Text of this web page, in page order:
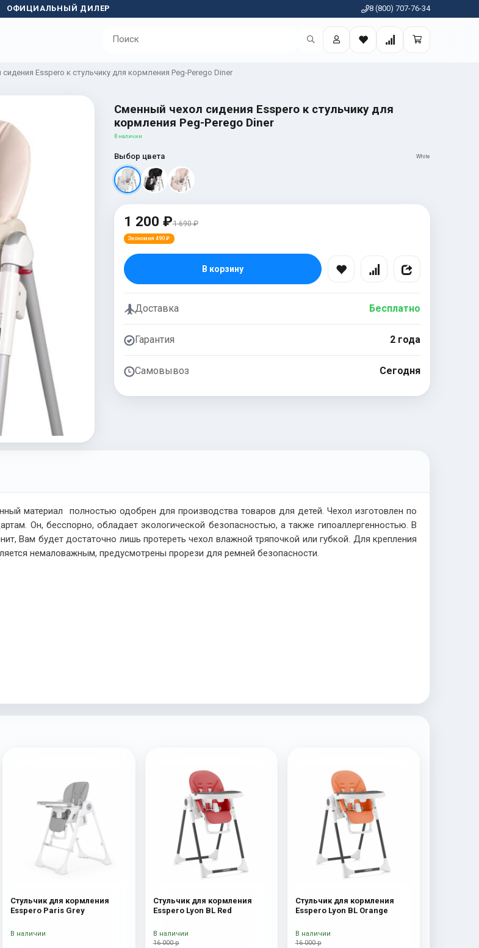
ОФИЦИАЛЬНЫЙ ДИЛЕР 8 (800) 707-76-34
Esspero к стульчику для кормления Peg-Perego Diner
Сменный чехол сидения Esspero к стульчику для
кормления Peg-Perego Diner
В наличии
Выбор цвета White
1 200 ₽1 690 ₽
Экономия 490 ₽
В корзину
Доставка Бесплатно
Гарантия 2 года
Самовывоз Сегодня
материал полностью одобрен для производства товаров для детей. Чехол изготовлен по
Он, бесспорно, обладает экологической безопасностью, а также гипоаллергенностью. В
Вам будет достаточно лишь протереть чехол влажной тряпочкой или губкой. Для крепления
немаловажным, предусмотрены прорези для ремней безопасности.
Стульчик для кормления
Esspero Paris Grey
В наличии
Стульчик для кормления
Esspero Lyon BL Red
16 000 р
В наличии
Стульчик для кормления
Esspero Lyon BL Orange
16 000 р
В наличии